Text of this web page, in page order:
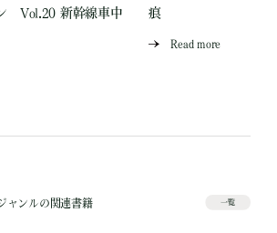
Vol.20 新幹線車中
痕
Read more
ャンルの関連書籍 一覧